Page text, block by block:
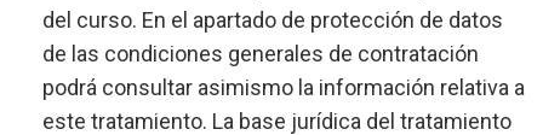
del curso. En el apartado de protección de datos
de las condiciones generales de contratación
podrá consultar asimismo la información relativa a
este tratamiento. La base jurídica del tratamiento